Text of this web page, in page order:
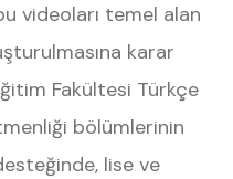
videoları temel alan
karar
Fakültesi Türkçe
bölümlerinin
lise ve